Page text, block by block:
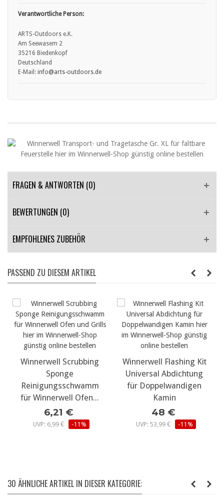
Verantwortliche Person:
ARTS-Outdoors e.K.
Am Seewasem 2
35216 Biedenkopf
Deutschland
E-Mail: info@arts-outdoors.de
FRAGEN & ANTWORTEN (0)
BEWERTUNGEN (0)
EMPFOHLENES ZUBEHÖR
PASSEND ZU DIESEM ARTIKEL
Winnerwell Scrubbing
Sponge
Reinigungsschwamm
für Winnerwell Ofen...
6,21 €
UVP: 6,99 € -11%
Winnerwell Flashing Kit
Universal Abdichtung
für Doppelwandigen
Kamin
48 €
UVP: 53,99 € -11%
30 ÄHNLICHE ARTIKEL IN DIESER KATEGORIE: